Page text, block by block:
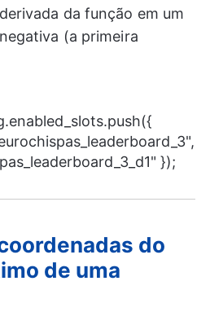
da função em um
(a primeira
});
do
de uma